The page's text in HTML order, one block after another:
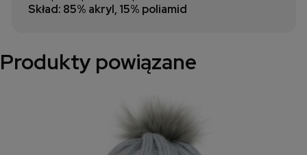
Skład: 85% akryl, 15% poliamid
Produkty powiązane